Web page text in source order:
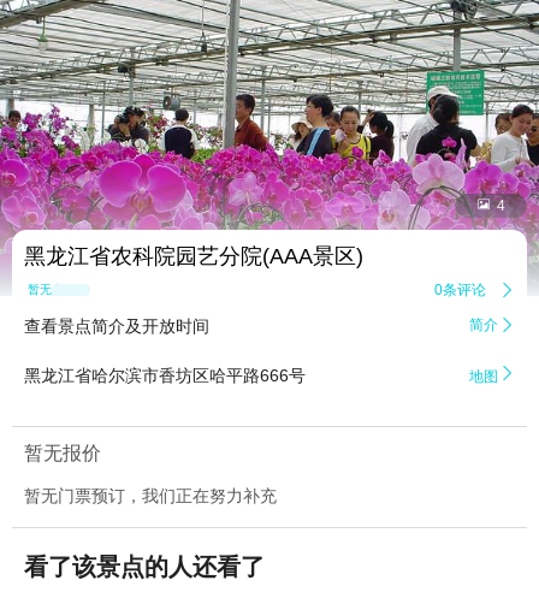
 4
黑龙江省农科院园艺分院(AAA景区)
暂无点评 0条评论 
查看景点简介及开放时间 简介 
黑龙江省哈尔滨市香坊区哈平路666号 地图 
暂无报价
暂无门票预订，我们正在努力补充
看了该景点的人还看了
